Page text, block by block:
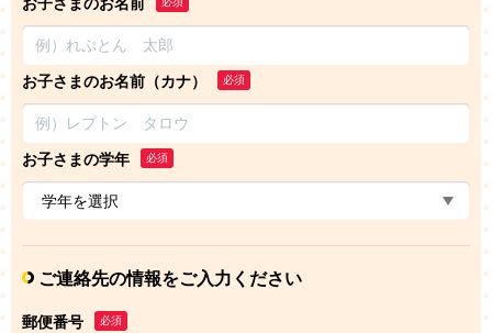
お子さまのお名前
お子さまのお名前（カナ） 必須
お子さまの学年 必須
ご連絡先の情報をご入力ください
郵便番号 必須